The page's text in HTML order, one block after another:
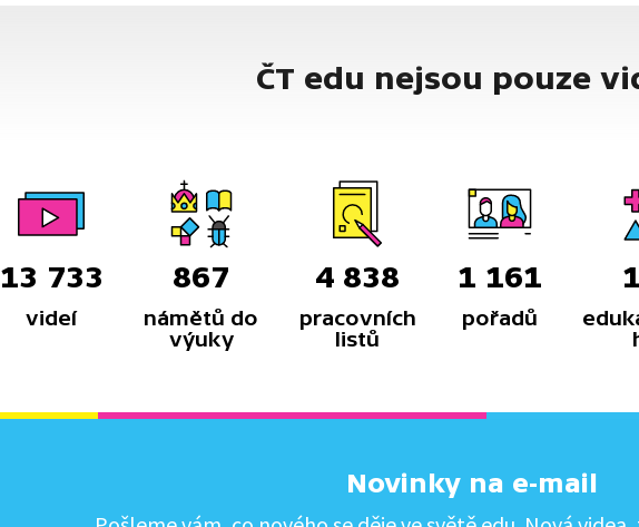
ČT edu nejsou pouze
13 733
videí
867
námětů do
výuky
4 838
pracovních
listů
1 161
pořadů
Novinky na e-mail